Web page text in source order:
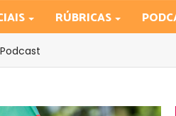
RÚBRICAS
Podcast